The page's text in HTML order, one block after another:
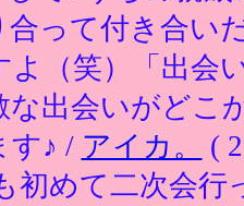
合って付き合い
よ（笑）「出会
な出会いがどこ
す♪ / アイカ。
(
初めて二次会